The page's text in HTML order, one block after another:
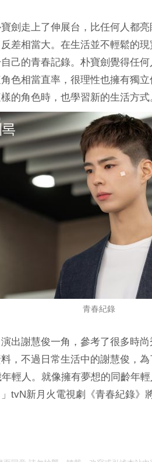
劍走上了伸展台，比任何人都
差相當大。在生活並不輕鬆的
己的青春記錄。朴寶劍覺得任
色相當直率，很理性也擁有獨
的角色時，也學習新的生活方式
青春紀錄
出謝慧俊一角，參考了很多時
，不過日常生活中的謝慧俊，為
輕人。就像擁有夢想的同齡年
tvN新月火電視劇《青春紀錄》